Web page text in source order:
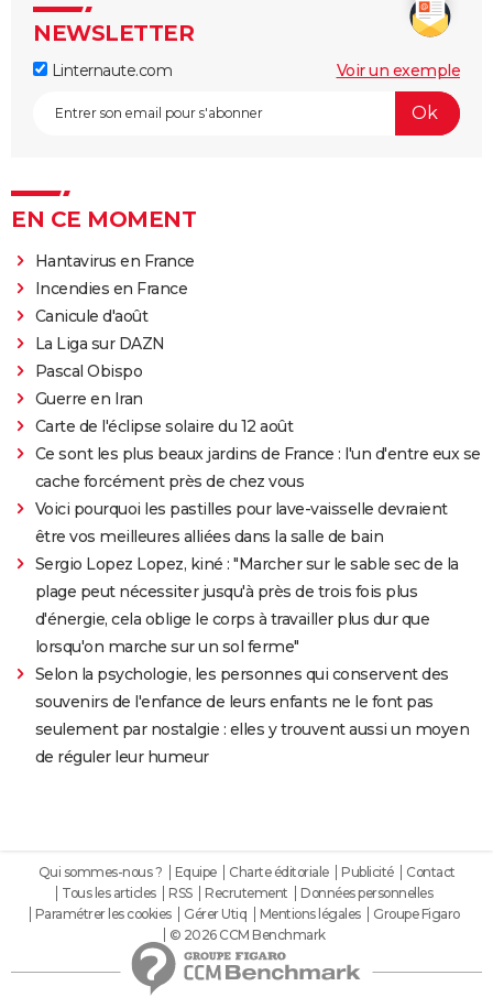
NEWSLETTER
Linternaute.com Voir un exemple
EN CE MOMENT
Hantavirus en France
Incendies en France
Canicule d'août
La Liga sur DAZN
Pascal Obispo
Guerre en Iran
Carte de l'éclipse solaire du 12 août
Ce sont les plus beaux jardins de France : l'un d'entre eux se
cache forcément près de chez vous
Voici pourquoi les pastilles pour lave-vaisselle devraient
être vos meilleures alliées dans la salle de bain
Sergio Lopez Lopez, kiné : "Marcher sur le sable sec de la
plage peut nécessiter jusqu'à près de trois fois plus
d'énergie, cela oblige le corps à travailler plus dur que
lorsqu'on marche sur un sol ferme"
Selon la psychologie, les personnes qui conservent des
souvenirs de l'enfance de leurs enfants ne le font pas
seulement par nostalgie : elles y trouvent aussi un moyen
de réguler leur humeur
Qui sommes-nous ? Equipe Charte éditoriale Publicité
Contact
Tous les articles
RSS Recrutement
Données personnelles
Paramétrer les cookies
Gérer Utiq Mentions légales
Groupe Figaro
© 2026 CCM Benchmark